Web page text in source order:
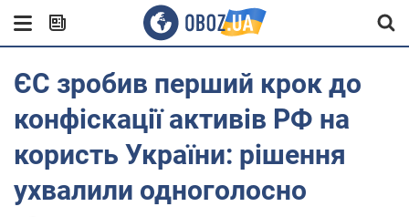
ЄС зробив перший крок до
конфіскації активів РФ на
користь України: рішення
ухвалили одноголосно